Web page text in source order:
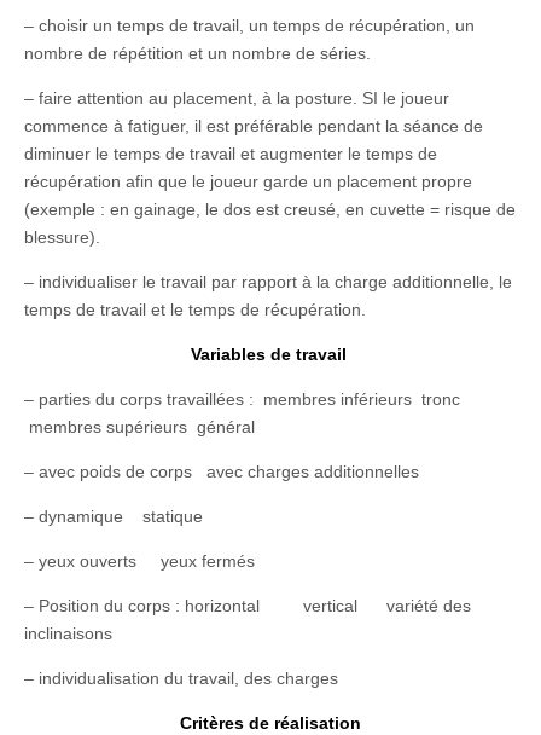
– choisir un temps de travail, un temps de récupération, un
nombre de répétition et un nombre de séries.
– faire attention au placement, à la posture. SI le joueur
commence à fatiguer, il est préférable pendant la séance de
diminuer le temps de travail et augmenter le temps de
récupération afin que le joueur garde un placement propre
(exemple : en gainage, le dos est creusé, en cuvette = risque de
blessure).
– individualiser le travail par rapport à la charge additionnelle, le
temps de travail et le temps de récupération.
Variables de travail
– parties du corps travaillées : membres inférieurs tronc
membres supérieurs général
– avec poids de corps avec charges additionnelles
– dynamique statique
– yeux ouverts yeux fermés
– Position du corps : horizontal vertical variété des
inclinaisons
– individualisation du travail, des charges
Critères de réalisation